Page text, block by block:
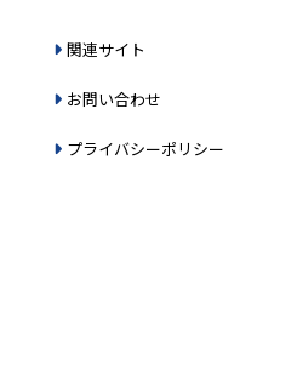
関連サイト
お問い合わせ
プライバシーポリシー